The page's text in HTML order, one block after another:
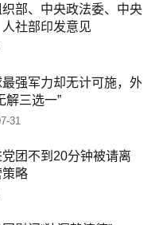
部、中央政法委、中央
社部印发意见
强军力却无计可施，外
解三选一”
31
团不到20分钟被请离
略